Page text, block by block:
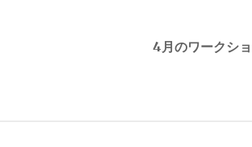
4月のワークシ